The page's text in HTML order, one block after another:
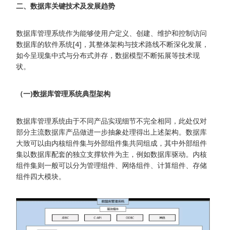
二、数据库关键技术及发展趋势
数据库管理系统作为能够使用户定义、创建、维护和控制访问
数据库的软件系统[4]，其整体架构与技术路线不断深化发展，
如今呈现集中式与分布式并存，数据模型不断拓展等技术现
状。
（一)数据库管理系统典型架构
数据库管理系统由于不同产品实现细节不完全相同，此处仅对
部分主流数据库产品做进一步抽象处理得出上述架构。数据库
大致可以由内核组件集与外部组件集共同组成，其中外部组件
集以数据库配套的独立支撑软件为主，例如数据库驱动。内核
组件集则一般可以分为管理组件、网络组件、计算组件、存储
组件四大模块。